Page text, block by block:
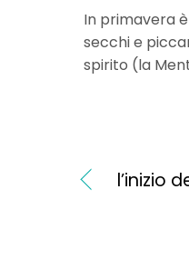
In primavera
secchi e
spirito (la
l’inizio